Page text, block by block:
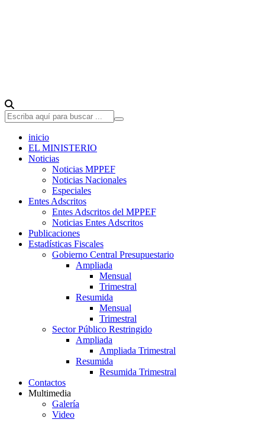
inicio
EL MINISTERIO
Noticias
Noticias MPPEF
Noticias Nacionales
Especiales
Entes Adscritos
Entes Adscritos del MPPEF
Noticias Entes Adscritos
Publicaciones
Estadísticas Fiscales
Gobierno Central Presupuestario
Ampliada
Mensual
Trimestral
Resumida
Mensual
Trimestral
Sector Público Restringido
Ampliada
Ampliada Trimestral
Resumida
Resumida Trimestral
Contactos
Multimedia
Galería
Video